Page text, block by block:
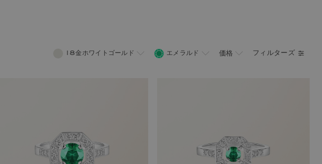
18金ホワイトゴールド エメラルド 価格 フィルターズ